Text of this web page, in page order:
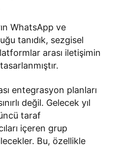
WhatsApp ve
tanıdık, sezgisel
arası iletişimin
entegrasyon planları
değil. Gelecek yıl
taraf
içeren grup
Bu, özellikle